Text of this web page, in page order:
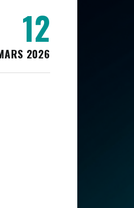
12
2026